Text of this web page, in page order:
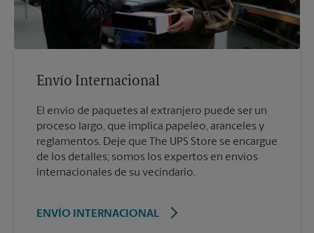
Envío Internacional
El envío de paquetes al extranjero puede ser un
proceso largo, que implica papeleo, aranceles y
reglamentos. Deje que The UPS Store se encargue
de los detalles; somos los expertos en envíos
internacionales de su vecindario.
ENVÍO INTERNACIONAL